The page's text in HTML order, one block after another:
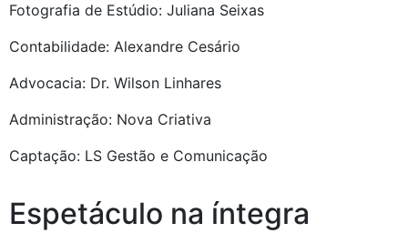
Fotografia de Estúdio: Juliana Seixas
Contabilidade: Alexandre Cesário
Advocacia: Dr. Wilson Linhares
Administração: Nova Criativa
Captação: LS Gestão e Comunicação
Espetáculo na íntegra